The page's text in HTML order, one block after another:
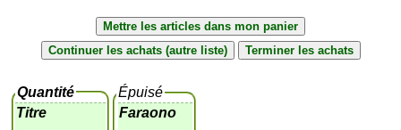
Quantité
Titre
Épuisé
Faraono